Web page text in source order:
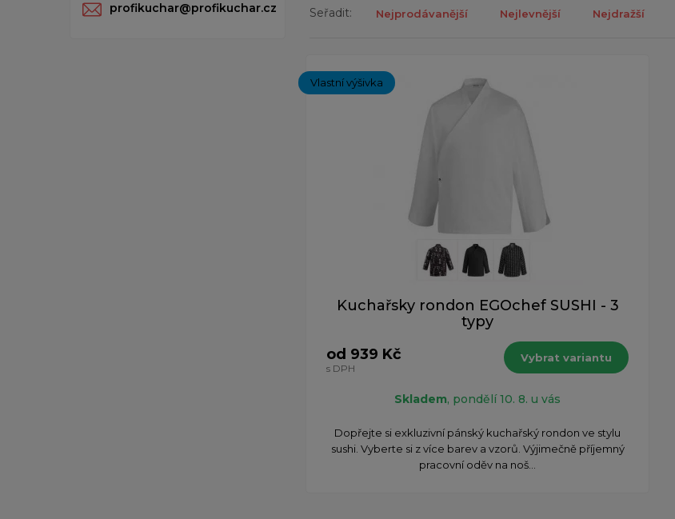
profikuchar@profikuchar.cz Seřadit: Nejprodávanější Nejlevnější Nejdražší
Vlastní výšivka
Kuchařsky rondon EGOchef SUSHI - 3
typy
od 939 Kč
s DPH
Vybrat variantu
Skladem, pondělí 10. 8. u vás
Dopřejte si exkluzivní pánský kuchařský rondon ve stylu
sushi. Vyberte si z více barev a vzorů. Výjimečně příjemný
pracovní oděv na noš...